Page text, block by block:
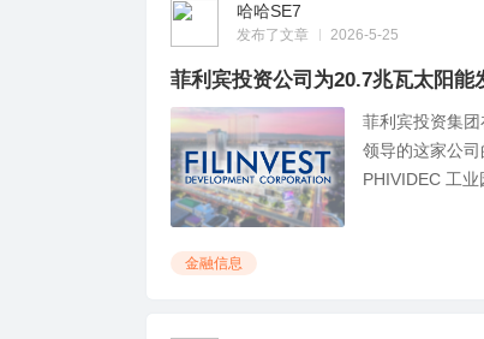
哈哈SE7
发布了文章 2026-5-25
菲利宾投资公司为20.7兆瓦太阳能
菲利宾投资集
领导的这家公
PHIVIDEC 工业
金融信息